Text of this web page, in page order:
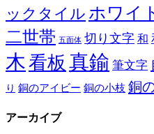
ックタイル ホワイ
二世帯 五面体 切り文字 和
木看板 真鍮 筆文字
り 銅のアイビー 銅の小枝 銅
アーカイブ